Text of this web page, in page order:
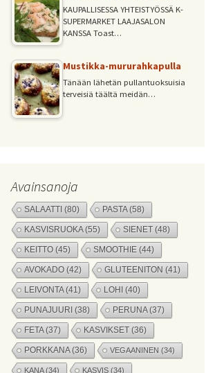
KAUPALLISESSA YHTEISTYÖSSÄ K-
SUPERMARKET LAAJASALON
KANSSA Toast…
Mustikka-mururahkapulla
Tänään lähetän pullantuoksuisia
terveisiä täältä meidän…
Avainsanoja
SALAATTI (80) PASTA(58)
KASVISRUOKA(55) SIENET (48)
KEITTO (45) SMOOTHIE (44)
AVOKADO (42) GLUTEENITON (41)
LEIVONTA(41) LOHI (40)
PUNAJUURI (38) PERUNA(37)
FETA(37) KASVIKSET (36)
PORKKANA(36) VEGAANINEN (34)
KANA(34) KASVIS (34)